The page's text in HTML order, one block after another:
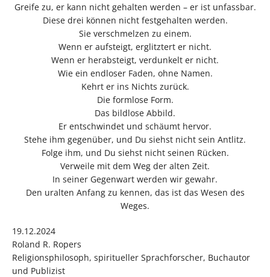
Greife zu, er kann nicht gehalten werden – er ist unfassbar.
Diese drei können nicht festgehalten werden.
Sie verschmelzen zu einem.
Wenn er aufsteigt, erglitztert er nicht.
Wenn er herabsteigt, verdunkelt er nicht.
Wie ein endloser Faden, ohne Namen.
Kehrt er ins Nichts zurück.
Die formlose Form.
Das bildlose Abbild.
Er entschwindet und schäumt hervor.
Stehe ihm gegenüber, und Du siehst nicht sein Antlitz.
Folge ihm, und Du siehst nicht seinen Rücken.
Verweile mit dem Weg der alten Zeit.
In seiner Gegenwart werden wir gewahr.
Den uralten Anfang zu kennen, das ist das Wesen des
Weges.
19.12.2024
Roland R. Ropers
Religionsphilosoph, spiritueller Sprachforscher, Buchautor
und Publizist